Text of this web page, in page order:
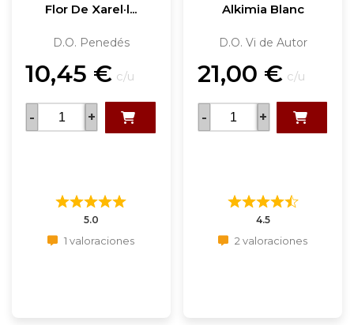
Flor De Xarel·l...
D.O. Penedés
10,45 € c/u
- +
5.0
1 valoraciones
Alkimia Blanc
D.O. Vi de Autor
21,00 € c/u
- +
4.5
2 valoraciones